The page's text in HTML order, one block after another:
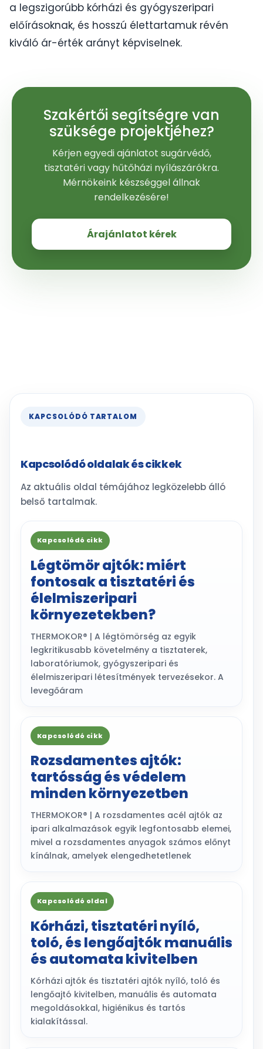
a legszigorúbb kórházi és gyógyszeripari
előírásoknak, és hosszú élettartamuk révén
kiváló ár-érték arányt képviselnek.
Szakértői segítségre van
szüksége projektjéhez?
Kérjen egyedi ajánlatot sugárvédő,
tisztatéri vagy hűtőházi nyílászárókra.
Mérnökeink készséggel állnak
rendelkezésére!
Árajánlatot kérek
KAPCSOLÓDÓ TARTALOM
Kapcsolódó oldalak és cikkek
Az aktuális oldal témájához legközelebb álló
belső tartalmak.
Kapcsolódó cikk
Légtömör ajtók: miért
fontosak a tisztatéri és
élelmiszeripari
környezetekben?
THERMOKOR® | A légtömörség az egyik
legkritikusabb követelmény a tisztaterek,
laboratóriumok, gyógyszeripari és
élelmiszeripari létesítmények tervezésekor. A
levegőáram
Kapcsolódó cikk
Rozsdamentes ajtók:
tartósság és védelem
minden környezetben
THERMOKOR® | A rozsdamentes acél ajtók az
ipari alkalmazások egyik legfontosabb elemei,
mivel a rozsdamentes anyagok számos előnyt
kínálnak, amelyek elengedhetetlenek
Kapcsolódó oldal
Kórházi, tisztatéri nyíló,
toló, és lengőajtók manuális
és automata kivitelben
Kórházi ajtók és tisztatéri ajtók nyíló, toló és
lengőajtó kivitelben, manuális és automata
megoldásokkal, higiénikus és tartós
kialakítással.